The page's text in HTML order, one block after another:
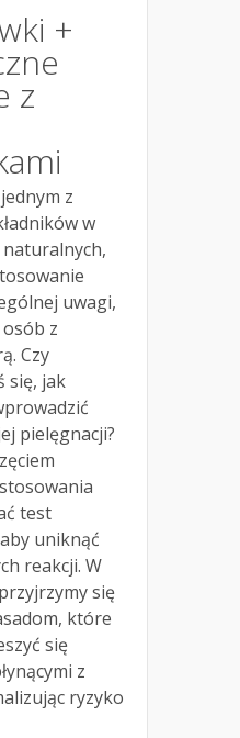
+
z
z
w
uwagi,
osób z
Czy
się, jak
pielęgnacji?
test
uniknąć
reakcji. W
się
które
się
z
ryzyko